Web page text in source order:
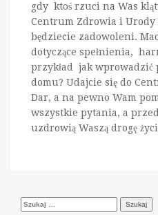
gdy ktoś rzuci na Was
Centrum Zdrowia i Urody
będziecie zadowoleni.
dotyczące spełnienia,
przykład jak wprowadzić
domu? Udajcie się do
Dar, a na pewno Wam
wszystkie pytania, a
uzdrowią Waszą drogę
Szukaj: